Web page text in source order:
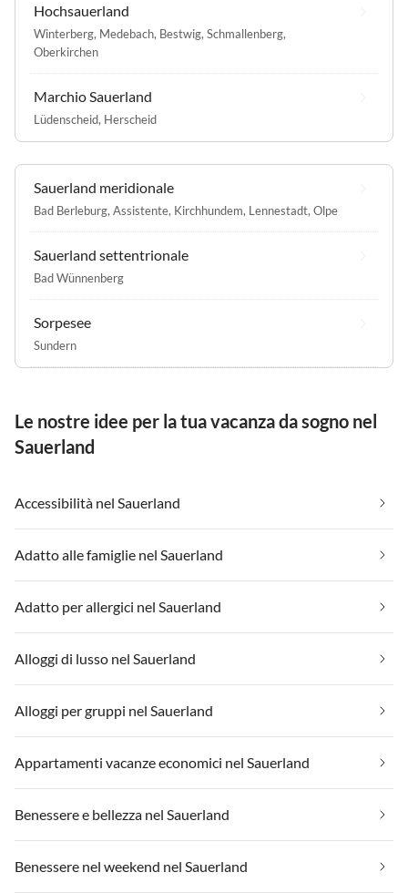
Hochsauerland
Winterberg, Medebach, Bestwig, Schmallenberg,
Oberkirchen
Marchio Sauerland
Lüdenscheid, Herscheid
Sauerland meridionale
Bad Berleburg, Assistente, Kirchhundem, Lennestadt, Olpe
Sauerland settentrionale
Bad Wünnenberg
Sorpesee
Sundern
Le nostre idee per la tua vacanza da sogno nel
Sauerland
Accessibilità nel Sauerland
Adatto alle famiglie nel Sauerland
Adatto per allergici nel Sauerland
Alloggi di lusso nel Sauerland
Alloggi per gruppi nel Sauerland
Appartamenti vacanze economici nel Sauerland
Benessere e bellezza nel Sauerland
Benessere nel weekend nel Sauerland